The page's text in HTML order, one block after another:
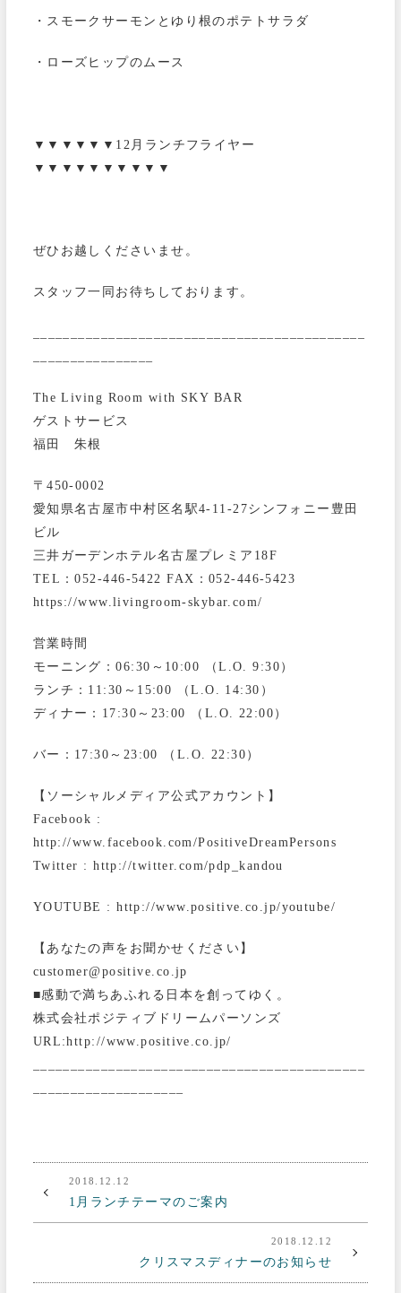
・スモークサーモンとゆり根のポテトサラダ
・ローズヒップのムース
▼▼▼▼▼▼12月ランチフライヤー
▼▼▼▼▼▼▼▼▼▼
ぜひお越しくださいませ。
スタッフ一同お待ちしております。
The Living Room with SKY BAR
ゲストサービス
福田 朱根
〒450-0002
愛知県名古屋市中村区名駅4-11-27シンフォニー豊田
ビル
三井ガーデンホテル名古屋プレミア18F
TEL：052-446-5422 FAX：052-446-5423
https://www.livingroom-skybar.com/
営業時間
モーニング：06:30～10:00 （L.O. 9:30）
ランチ：11:30～15:00 （L.O. 14:30）
ディナー：17:30～23:00 （L.O. 22:00）
バー：17:30～23:00 （L.O. 22:30）
【ソーシャルメディア公式アカウント】
Facebook :
http://www.facebook.com/PositiveDreamPersons
Twitter : http://twitter.com/pdp_kandou
YOUTUBE : http://www.positive.co.jp/youtube/
【あなたの声をお聞かせください】
customer@positive.co.jp
■感動で満ちあふれる日本を創ってゆく。
株式会社ポジティブドリームパーソンズ
URL:http://www.positive.co.jp/
2018.12.12
1月ランチテーマのご案内
2018.12.12
クリスマスディナーのお知らせ